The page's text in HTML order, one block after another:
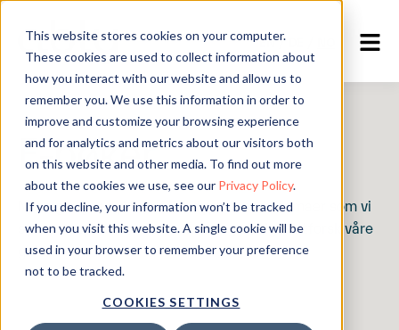
This website stores cookies on your computer.
These cookies are used to collect information about
how you interact with our website and allow us to
remember you. We use this information in order to
improve and customize your browsing experience
and for analytics and metrics about our visitors both
on this website and other media. To find out more
about the cookies we use, see our Privacy Policy.
If you decline, your information won’t be tracked
when you visit this website. A single cookie will be
used in your browser to remember your preference
not to be tracked.
COOKIES SETTINGS
EN /
E-bøker
Noen ganger dykker vi litt dypere ned i temaer som vi
synes er spesielt interessante og viktige. Utforsk våre
guider og e-bøker.